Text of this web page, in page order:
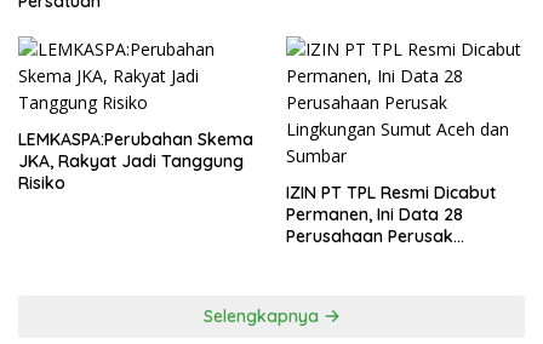
LEMKASPA:Perubahan Skema
JKA, Rakyat Jadi Tanggung
Risiko
IZIN PT TPL Resmi Dicabut
Permanen, Ini Data 28
Perusahaan Perusak
Selengkapnya